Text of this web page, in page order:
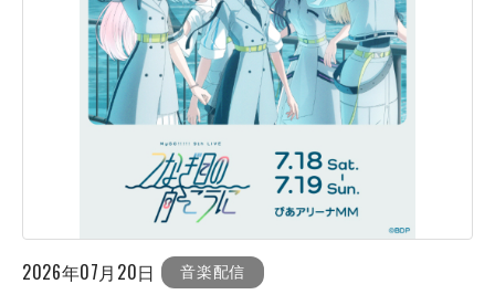
2026年07月20日 音楽配信